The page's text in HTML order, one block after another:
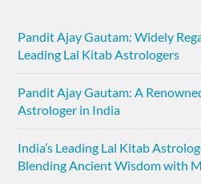
Pandit Ajay Gautam: Widely
Leading Lal Kitab Astrologers
Pandit Ajay Gautam: A
Astrologer in India
India’s Leading Lal Kitab
Blending Ancient Wisdom with